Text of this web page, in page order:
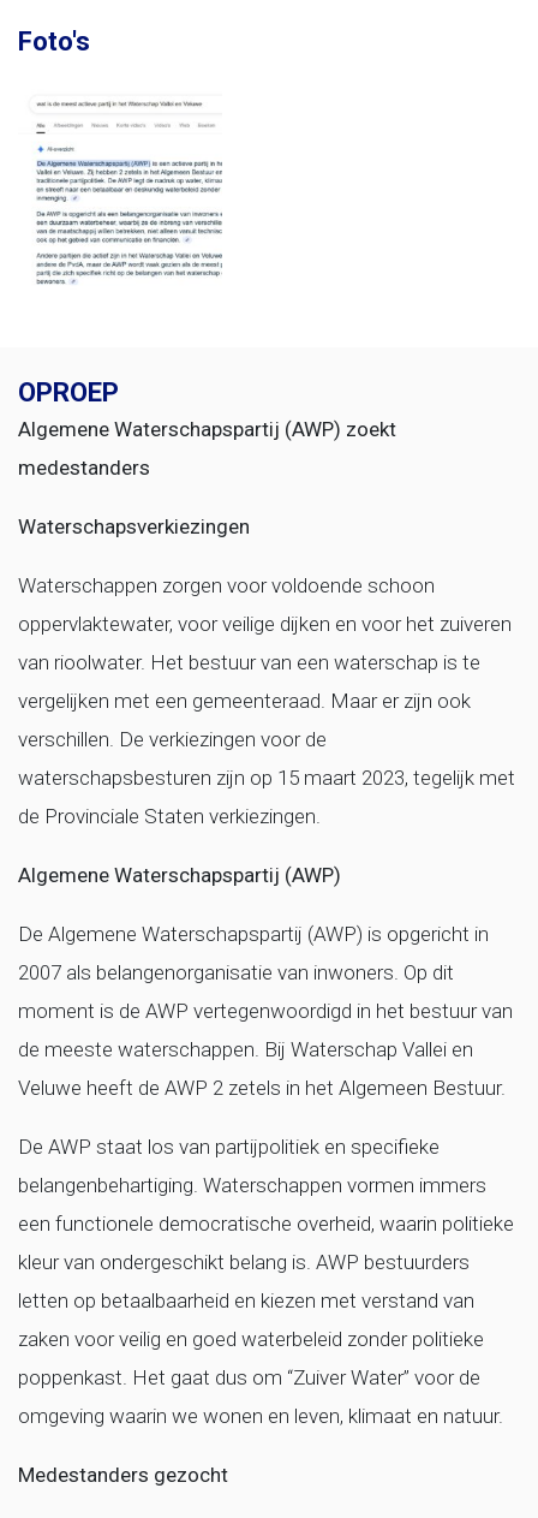
Foto's
OPROEP
Algemene Waterschapspartij (AWP) zoekt
medestanders
Waterschapsverkiezingen
Waterschappen zorgen voor voldoende schoon
oppervlaktewater, voor veilige dijken en voor het zuiveren
van rioolwater. Het bestuur van een waterschap is te
vergelijken met een gemeenteraad. Maar er zijn ook
verschillen. De verkiezingen voor de
waterschapsbesturen zijn op 15 maart 2023, tegelijk met
de Provinciale Staten verkiezingen.
Algemene Waterschapspartij (AWP)
De Algemene Waterschapspartij (AWP) is opgericht in
2007 als belangenorganisatie van inwoners. Op dit
moment is de AWP vertegenwoordigd in het bestuur van
de meeste waterschappen. Bij Waterschap Vallei en
Veluwe heeft de AWP 2 zetels in het Algemeen Bestuur.
De AWP staat los van partijpolitiek en specifieke
belangenbehartiging. Waterschappen vormen immers
een functionele democratische overheid, waarin politieke
kleur van ondergeschikt belang is. AWP bestuurders
letten op betaalbaarheid en kiezen met verstand van
zaken voor veilig en goed waterbeleid zonder politieke
poppenkast. Het gaat dus om “Zuiver Water” voor de
omgeving waarin we wonen en leven, klimaat en natuur.
Medestanders gezocht